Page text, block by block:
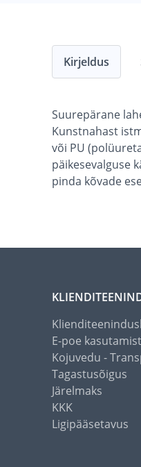
Kirjeldus
Suurepärane
Kunstnahast
või PU
päikesevalguse
pinda kõvade
E-poe
Kojuvedu -
Tagastusõigus
Järelmaks
KKK
Ligipääsetavus